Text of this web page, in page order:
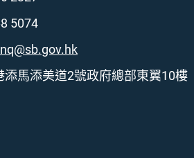
5074
添馬添美道2號政府總部東翼10樓